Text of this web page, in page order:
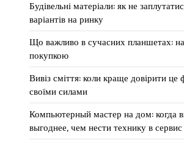
Будівельні матеріали: як не
варіантів на ринку
Що важливо в сучасних планшетах:
покупкою
Вивіз сміття: коли краще довірити це
своїми силами
Компьютерный мастер на дом: когда
выгоднее, чем нести технику в сервис